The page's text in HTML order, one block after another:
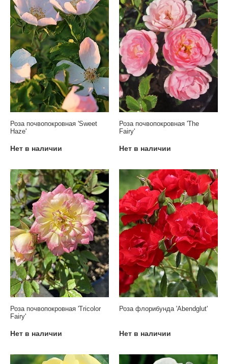
Роза почвопокровная 'Sweet
Haze'
Нет в наличии
Роза почвопокровная 'The
Fairy'
Нет в наличии
Роза почвопокровная 'Tricolor
Fairy'
Нет в наличии
Роза флорибунда 'Abendglut'
Нет в наличии